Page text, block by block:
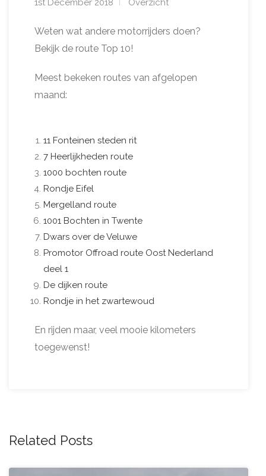
Weten wat andere motorrijders doen?
Bekijk de route Top 10!
Meest bekeken routes van afgelopen
maand:
11 Fonteinen steden rit
7 Heerlijkheden route
1000 bochten route
Rondje Eifel
Mergelland route
1001 Bochten in Twente
Dwars over de Veluwe
Promotor Offroad route Oost Nederland
deel 1
De dijken route
Rondje in het zwartewoud
En rijden maar, veel mooie kilometers
toegewenst!
Related Posts